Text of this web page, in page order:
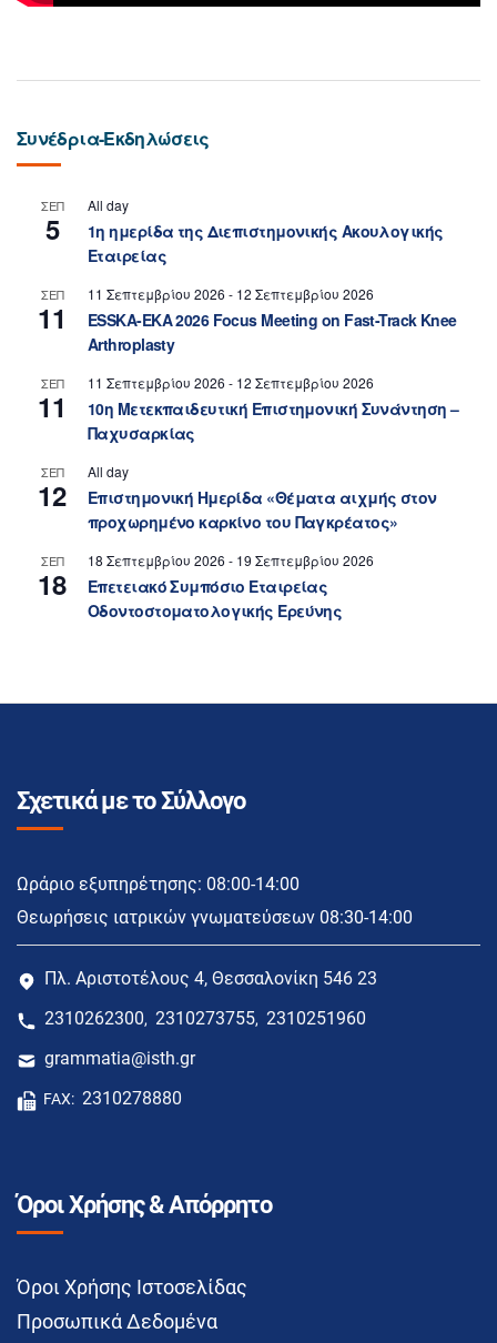
Συνέδρια-Εκδηλώσεις
ΣΕΠ
5
All day
1η ημερίδα της Διεπιστημονικής Ακουλογικής
Εταιρείας
ΣΕΠ
11
11 Σεπτεμβρίου 2026 - 12 Σεπτεμβρίου 2026
ESSKA-EKA 2026 Focus Meeting on Fast-Track Knee
Arthroplasty
ΣΕΠ
11
11 Σεπτεμβρίου 2026 - 12 Σεπτεμβρίου 2026
10η Μετεκπαιδευτική Επιστημονική Συνάντηση –
Παχυσαρκίας
ΣΕΠ
12
All day
Επιστημονική Ημερίδα «Θέματα αιχμής στον
προχωρημένο καρκίνο του Παγκρέατος»
ΣΕΠ
18
18 Σεπτεμβρίου 2026 - 19 Σεπτεμβρίου 2026
Επετειακό Συμπόσιο Εταιρείας
Οδοντοστοματολογικής Ερεύνης
Σχετικά με το Σύλλογο
Ωράριο εξυπηρέτησης: 08:00-14:00
Θεωρήσεις ιατρικών γνωματεύσεων 08:30-14:00
Πλ. Αριστοτέλους 4, Θεσσαλονίκη 546 23
2310262300, 2310273755, 2310251960
grammatia@isth.gr
FAX: 2310278880
Όροι Χρήσης & Απόρρητο
Όροι Χρήσης Ιστοσελίδας
Προσωπικά Δεδομένα